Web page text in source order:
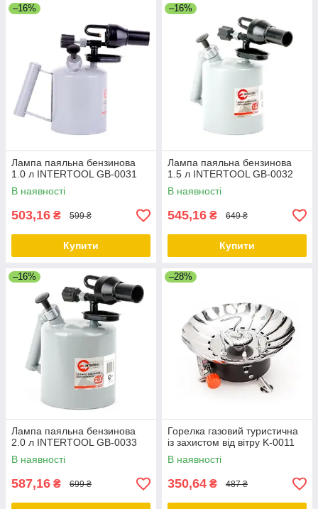
–16%
Лампа паяльна бензинова
1.0 л INTERTOOL GB-0031
В наявності
503,16 ₴ 599 ₴
Купити
–16%
Лампа паяльна бензинова
1.5 л INTERTOOL GB-0032
В наявності
545,16 ₴ 649 ₴
Купити
–16%
Лампа паяльна бензинова
2.0 л INTERTOOL GB-0033
В наявності
587,16 ₴ 699 ₴
–28%
Горелка газовий туристична
із захистом від вітру K-0011
В наявності
350,64 ₴ 487 ₴